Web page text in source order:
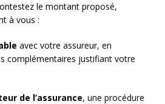
le montant proposé,
à vous :
avec votre assureur, en
complémentaires justifiant votre
de l’assurance, une procédure